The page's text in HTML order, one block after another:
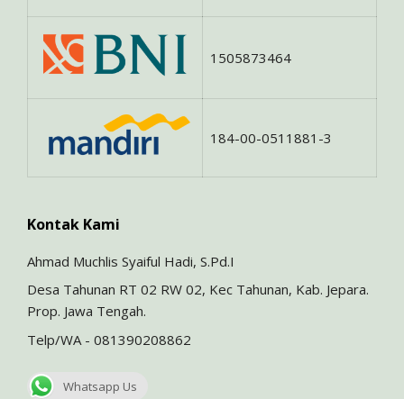
1505873464
184-00-0511881-3
Kontak Kami
Ahmad Muchlis Syaiful Hadi, S.Pd.I
Desa Tahunan RT 02 RW 02, Kec Tahunan, Kab. Jepara.
Prop. Jawa Tengah.
Telp/WA - 081390208862
Whatsapp Us